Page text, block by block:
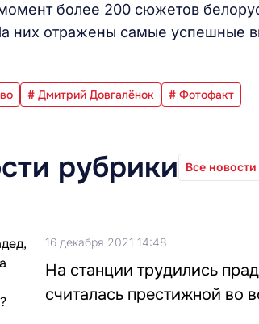
более 200 сюжетов
них отражены самые успешные
# Дмитрий Довгалёнок # Фотофакт
рубрики Все новости
16 декабря 2021 14:48
На станции трудились
считалась престижной во